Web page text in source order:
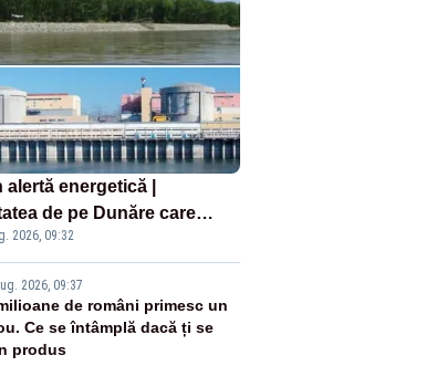
alertă energetică |
de pe Dunăre care
Centrala Cernavodă era
pe vremea lui Ceaușescu
2026, 09:32
2026, 09:37
de români primesc un
Ce se întâmplă dacă ți se
produs